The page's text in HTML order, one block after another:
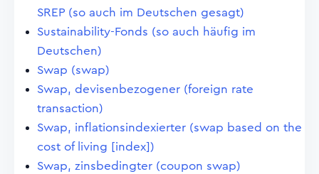
SREP (so auch im Deutschen gesagt)
Sustainability-Fonds (so auch häufig im
Deutschen)
Swap (swap)
Swap, devisenbezogener (foreign rate
transaction)
Swap, inflationsindexierter (swap based on the
cost of living [index])
Swap, zinsbedingter (coupon swap)